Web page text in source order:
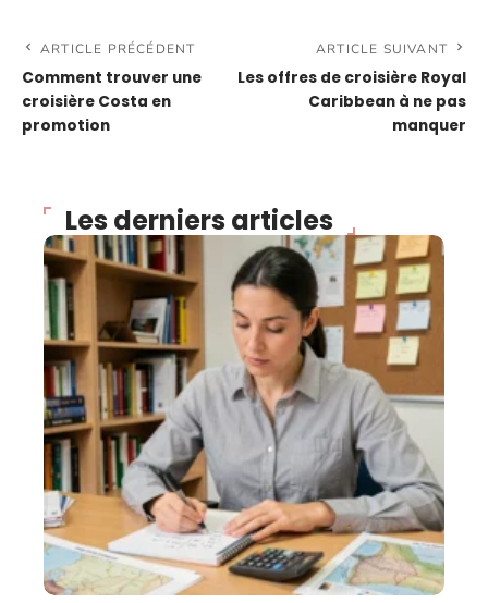
ARTICLE PRÉCÉDENT
Comment trouver une
croisière Costa en
promotion
ARTICLE SUIVANT
Les offres de croisière Royal
Caribbean à ne pas
manquer
Les derniers articles